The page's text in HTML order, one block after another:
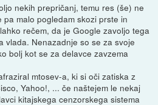
nekih prepričanj, temu res (še) ne
pa malo pogledam skozi prste in
rečem, da je Google zavoljo tega
vlada. Nenazadnje so se za svoje
bolj kot se za delavce zavzema
mtosev-a, ki si oči zatiska z
Yahoo!, ... če naštejem le nekaj
kitajskega cenzorskega sistema